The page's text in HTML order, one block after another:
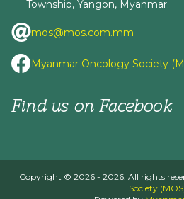
Township, Yangon, Myanmar.
mos@mos.com.mm
Myanmar Oncology Society
Find us on Facebook
Copyright © 2026 - 2026. All rights
Society